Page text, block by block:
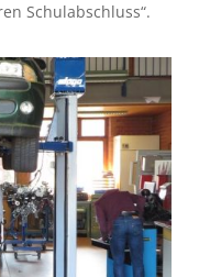
Schulabschluss“.